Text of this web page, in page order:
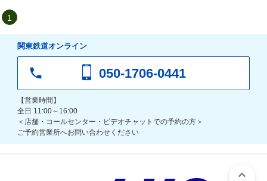
1
関東鉄道オンライン
050-1706-0441
【営業時間】
全日 11:00～16:00
＜店舗・コールセンター・ビデオチャットでの予約の方＞
ご予約営業所へお問い合わせください